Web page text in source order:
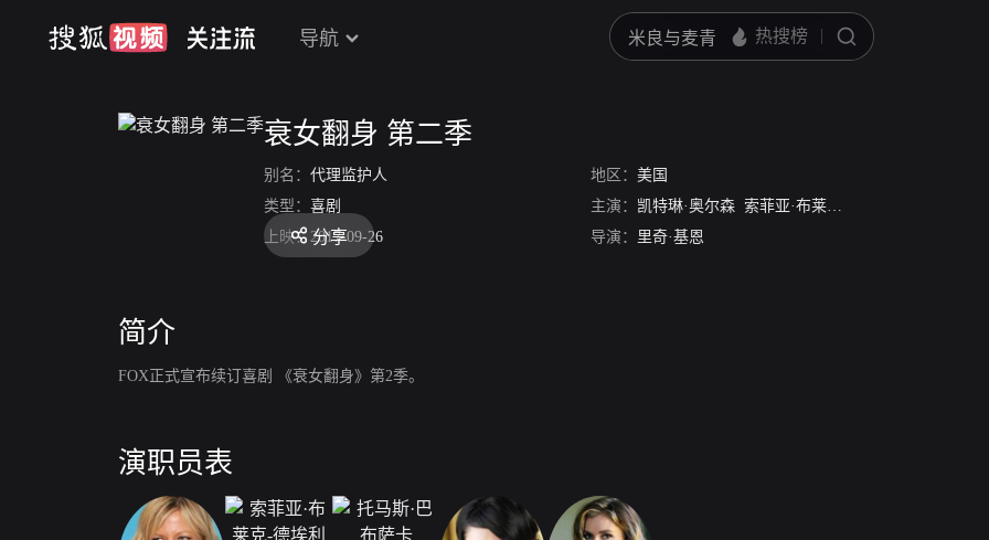
导航
衰女翻身 第二季
别名： 代理监护人 地区： 美国
类型： 喜剧 主演： 凯特琳·奥尔森 索菲亚·布莱克-德埃利亚
上映： 2017-09-26 导演： 里奇·基恩
分享
简介
FOX正式宣布续订喜剧 《衰女翻身》第2季。
演职员表